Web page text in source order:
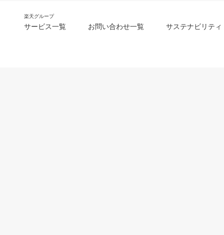
楽天グループ
サービス一覧 お問い合わせ一覧 サステナビリティ